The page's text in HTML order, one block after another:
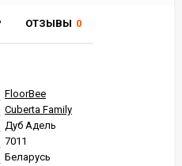
ОТЗЫВЫ 0
FloorBee
Cuberta Family
Дуб Адель
7011
Беларусь